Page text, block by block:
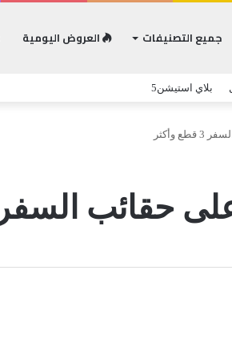
جميع التصنيفات العروض اليومية
بلاي استيشن5
السفر 3 قطع وأكثر